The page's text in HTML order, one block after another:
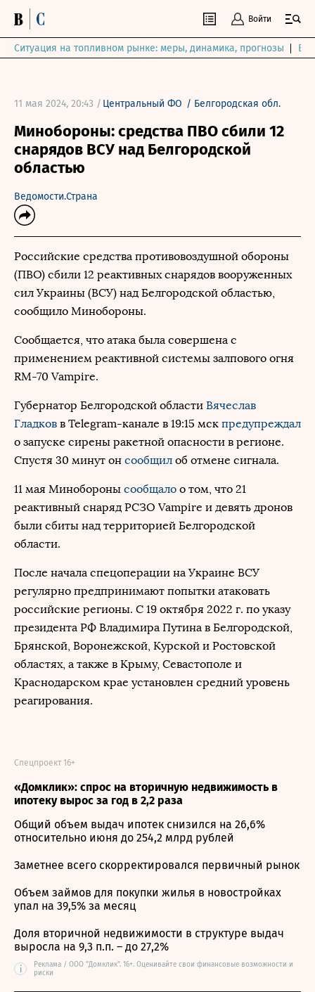
Войти
Ситуация на топливном рынке: меры, динамика, прогнозы
11 мая 2024, 20:43 / Центральный ФО / Белгородская обл.
Минобороны: средства ПВО сбили 12
снарядов ВСУ над Белгородской
областью
Ведомости.Страна
Российские средства противовоздушной обороны
(ПВО) сбили 12 реактивных снарядов вооруженных
сил Украины (ВСУ) над Белгородской областью,
сообщило Минобороны.
Сообщается, что атака была совершена с
применением реактивной системы залпового огня
RM-70 Vampire.
Губернатор Белгородской области Вячеслав
Гладков в Telegram-канале в 19:15 мск предупреждал
о запуске сирены ракетной опасности в регионе.
Спустя 30 минут он сообщил об отмене сигнала.
11 мая Минобороны сообщало о том, что 21
реактивный снаряд РСЗО Vampire и девять дронов
были сбиты над территорией Белгородской
области.
После начала спецоперации на Украине ВСУ
регулярно предпринимают попытки атаковать
российские регионы. С 19 октября 2022 г. по указу
президента РФ Владимира Путина в Белгородской,
Брянской, Воронежской, Курской и Ростовской
областях, а также в Крыму, Севастополе и
Краснодарском крае установлен средний уровень
реагирования.
«Домклик»: спрос на вторичную недвижимость в
ипотеку вырос за год в 2,2 раза
Спецпроект 16+
Общий объем выдач ипотек снизился на 26,6%
относительно июня до 254,2 млрд рублей
Заметнее всего скорректировался первичный рынок
Объем займов для покупки жилья в новостройках
упал на 39,5% за месяц
Доля вторичной недвижимости в структуре выдач
выросла на 9,3 п.п. – до 27,2%
i
Реклама / ООО "Домклик". 16+. Оценивайте свои финансовые возможности и
риски